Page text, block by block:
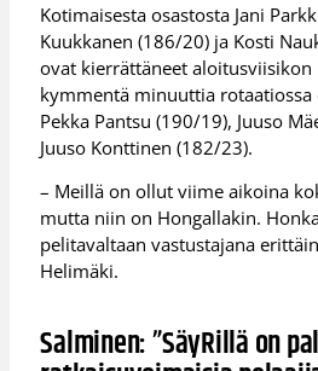
Kotimaisesta osastosta Jani
Kuukkanen (186/20) ja Kosti
ovat kierrättäneet aloitusviisikon
kymmentä minuuttia rotaatiossa
Pekka Pantsu (190/19), Juuso
Juuso Konttinen (182/23).
– Meillä on ollut viime aikoina
mutta niin on Hongallakin.
pelitavaltaan vastustajana
Helimäki.
Salminen: ”SäyRillä on